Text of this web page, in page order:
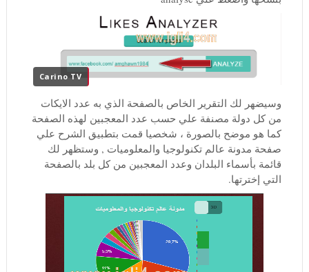
Carino TV
وسيضهر لك التقرير الخاص بالصفحة الذي به عدد الايكات
من كل دولة مصنفة علي حسب عدد المعجبين لهذه الصفحة
كما هو موضح بالصورة ، شخصيا قمت بتطبيق الشرح علي
صفحة مدونة عالم تكنولوجيا والمعلوميات , وستظهر لك
قائمة بأسماء البلدان وعدد المعجبين من كل بلد بالصفحة
التي إخترتها.